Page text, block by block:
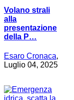
Volano strali
alla
presentazione
della P…
Esaro Cronaca,
Luglio 04, 2025